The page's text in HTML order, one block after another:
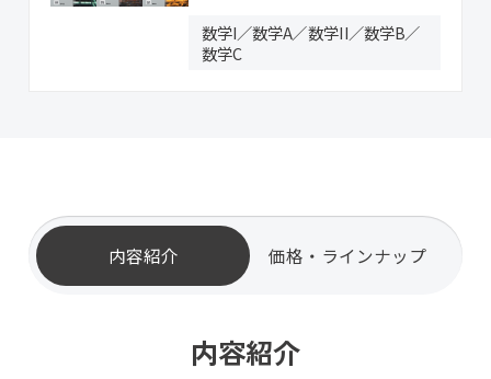
数学I 数学A 数学II
数学B
数学C
内容紹介 価格・ラインナップ
内容紹介